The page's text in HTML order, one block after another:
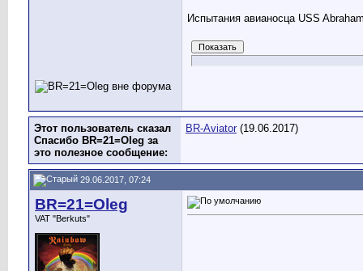
Испытания авианосца USS
Этот пользователь сказал
Спасибо BR=21=Oleg за
это полезное сообщение:
BR-Aviator (19.06.2017)
29.06.2017, 07:24
BR=21=Oleg
VAT "Berkuts"